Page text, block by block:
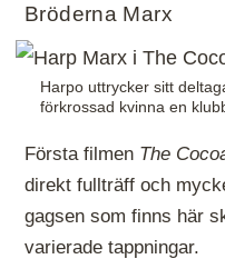
Bröderna Marx
Harpo uttrycker sitt
förkrossad kvinna en
Första filmen The
direkt fullträff och
gagsen som finns här
varierade tappningar.